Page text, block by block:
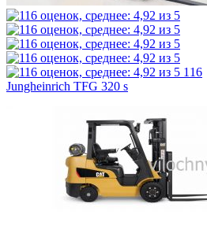
116
Jungheinrich TFG 320 s